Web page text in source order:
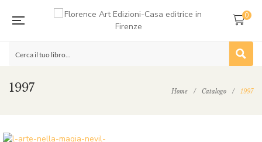
0
1997 Home / Catalogo / 1997